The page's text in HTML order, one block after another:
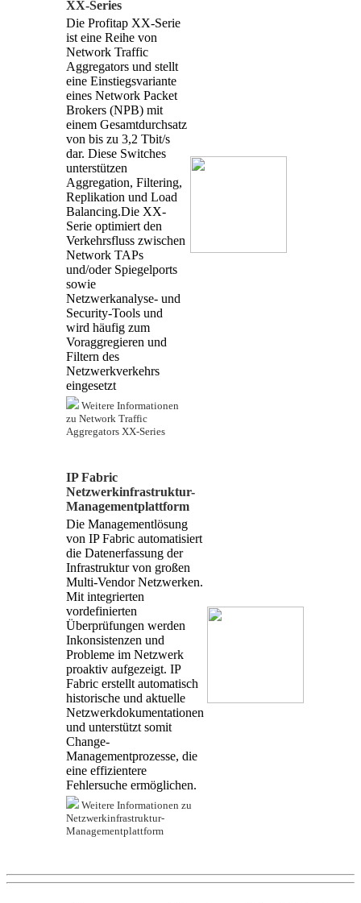
XX-Series
Die Profitap XX-Serie
ist eine Reihe von
Network Traffic
Aggregators und stellt
eine Einstiegsvariante
eines Network Packet
Brokers (NPB) mit
einem Gesamtdurchsatz
von bis zu 3,2 Tbit/s
dar. Diese Switches
unterstützen
Aggregation, Filtering,
Replikation und Load
Balancing.Die XX-
Serie optimiert den
Verkehrsfluss zwischen
Network TAPs
und/oder Spiegelports
sowie
Netzwerkanalyse- und
Security-Tools und
wird häufig zum
Voraggregieren und
Filtern des
Netzwerkverkehrs
eingesetzt
Weitere Informationen
zu Network Traffic
Aggregators XX-Series
IP Fabric
Netzwerkinfrastruktur-
Managementplattform
Die Managementlösung
von IP Fabric automatisiert
die Datenerfassung der
Infrastruktur von großen
Multi-Vendor Netzwerken.
Mit integrierten
vordefinierten
Überprüfungen werden
Inkonsistenzen und
Probleme im Netzwerk
proaktiv aufgezeigt. IP
Fabric erstellt automatisch
historische und aktuelle
Netzwerkdokumentationen
und unterstützt somit
Change-
Managementprozesse, die
eine effizientere
Fehlersuche ermöglichen.
Weitere Informationen zu
Netzwerkinfrastruktur-
Managementplattform